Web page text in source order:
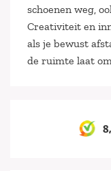
schoenen weg,
Creativiteit en
als je bewust
de ruimte laat